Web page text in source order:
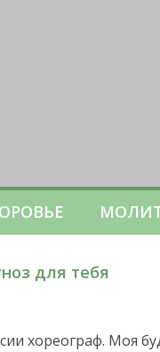
для тебя
хореограф. Моя